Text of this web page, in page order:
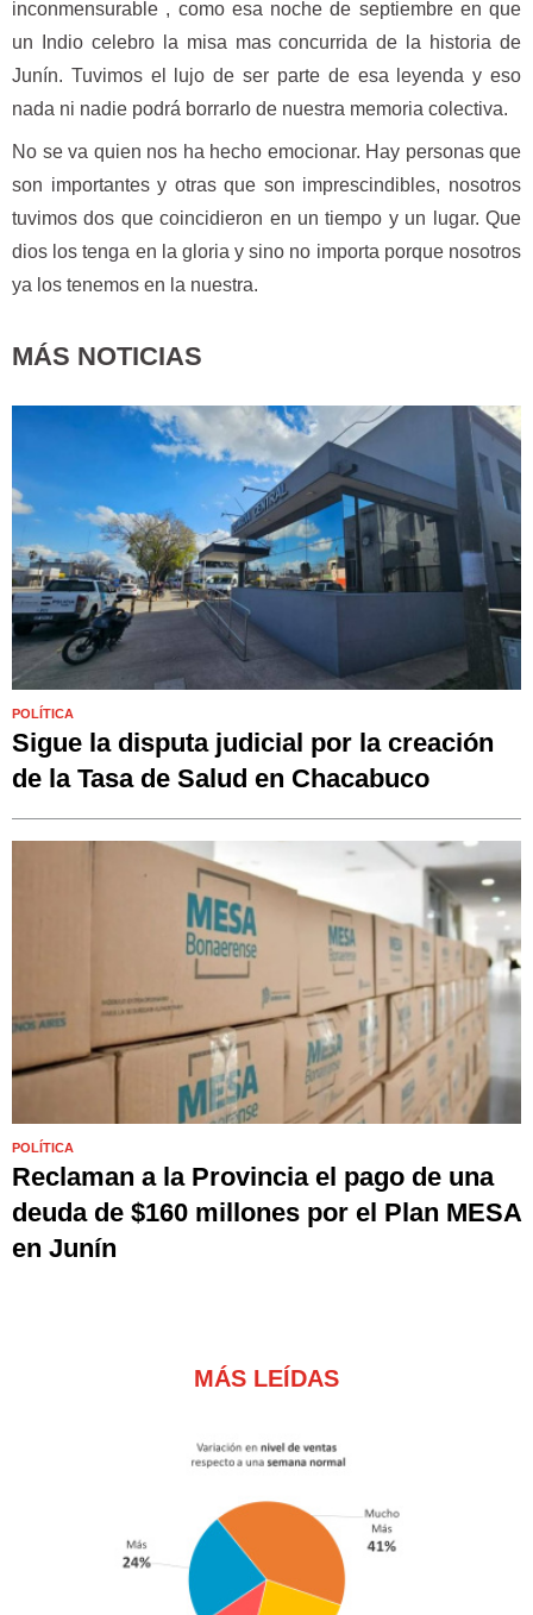
inconmensurable , como esa noche de septiembre en que
un Indio celebro la misa mas concurrida de la historia de
Junín. Tuvimos el lujo de ser parte de esa leyenda y eso
nada ni nadie podrá borrarlo de nuestra memoria colectiva.
No se va quien nos ha hecho emocionar. Hay personas que
son importantes y otras que son imprescindibles, nosotros
tuvimos dos que coincidieron en un tiempo y un lugar. Que
dios los tenga en la gloria y sino no importa porque nosotros
ya los tenemos en la nuestra.
MÁS NOTICIAS
POLÍTICA
Sigue la disputa judicial por la creación
de la Tasa de Salud en Chacabuco
POLÍTICA
Reclaman a la Provincia el pago de una
deuda de $160 millones por el Plan MESA
en Junín
MÁS LEÍDAS